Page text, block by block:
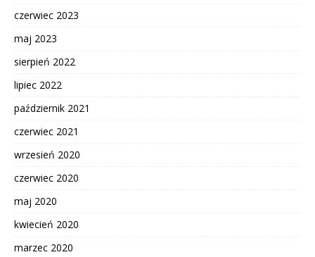
czerwiec 2023
maj 2023
sierpień 2022
lipiec 2022
październik 2021
czerwiec 2021
wrzesień 2020
czerwiec 2020
maj 2020
kwiecień 2020
marzec 2020